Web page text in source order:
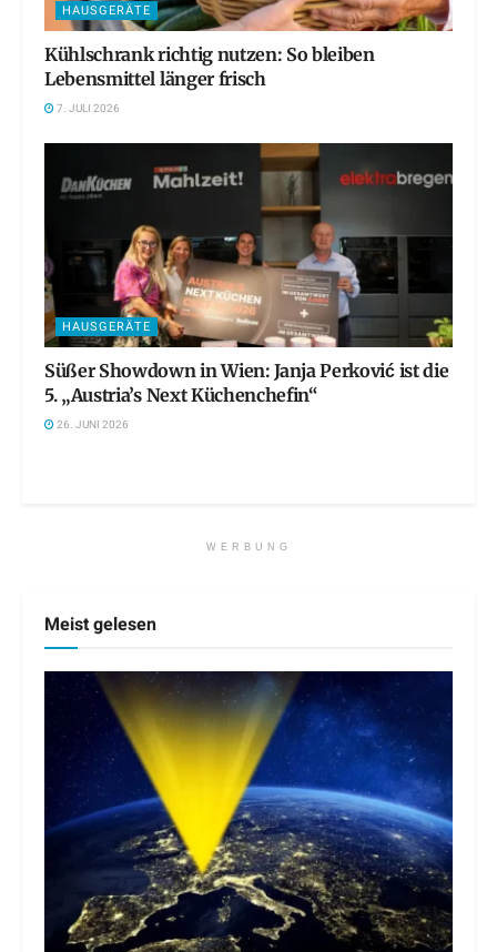
HAUSGERÄTE
Kühlschrank richtig nutzen: So bleiben
Lebensmittel länger frisch
7. JULI 2026
HAUSGERÄTE
Süßer Showdown in Wien: Janja Perković ist die
5. „Austria’s Next Küchenchefin“
26. JUNI 2026
WERBUNG
Meist gelesen